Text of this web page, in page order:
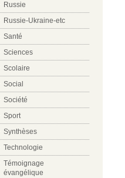
Russie
Russie-Ukraine-etc
Santé
Sciences
Scolaire
Social
Société
Sport
Synthèses
Technologie
Témoignage
évangélique